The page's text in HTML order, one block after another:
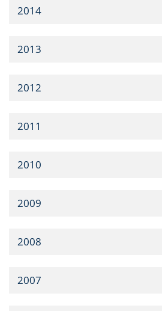
2014
2013
2012
2011
2010
2009
2008
2007